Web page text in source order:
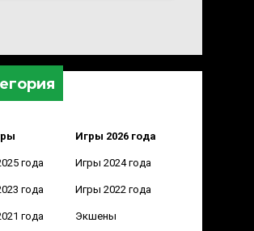
Игры 2026 года
года Игры 2024 года
года Игры 2022 года
года Экшены